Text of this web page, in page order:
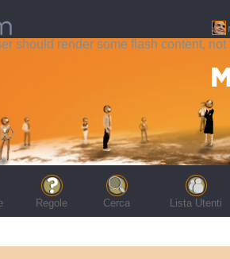
should render some flash content, not
Regole Cerca Lista Utenti